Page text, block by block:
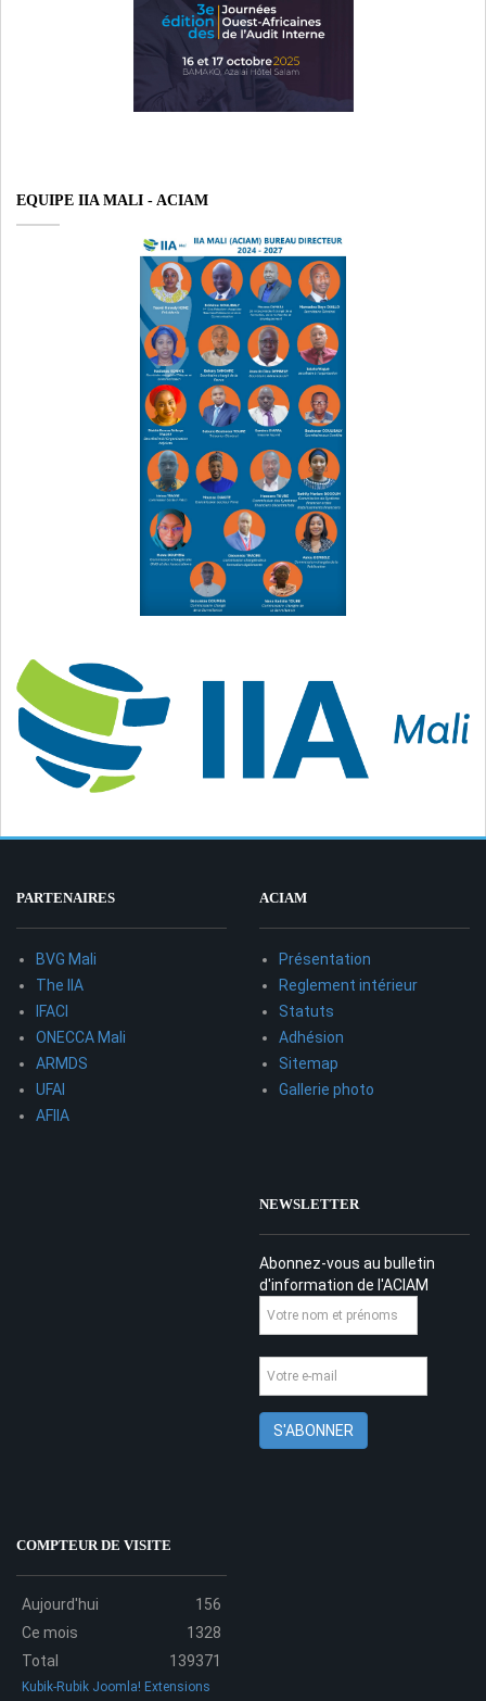
EQUIPE IIA MALI - ACIAM
PARTENAIRES
BVG Mali
The IIA
IFACI
ONECCA Mali
ARMDS
UFAI
AFIIA
ACIAM
Présentation
Reglement intérieur
Statuts
Adhésion
Sitemap
Gallerie photo
NEWSLETTER
Abonnez-vous au bulletin
d'information de l'ACIAM
COMPTEUR DE VISITE
Aujourd'hui
156
Ce mois
1328
Total
139371
Kubik-Rubik Joomla! Extensions